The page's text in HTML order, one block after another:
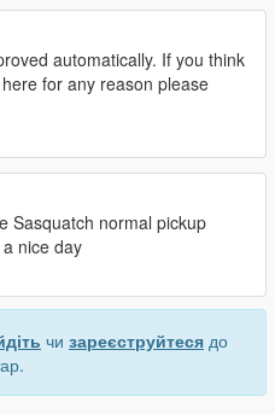
automatically. If you think
for any reason please
Sasquatch normal pickup
nice day
чи зареєструйтеся до